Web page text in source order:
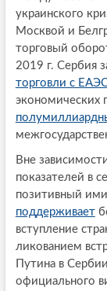
украинского
Москвой и
торговый
2019 г. Сербия
торговли с
экономических
Вне
показателей в
позитивный
поддерживает
вступление
ликованием
Путина в
официального